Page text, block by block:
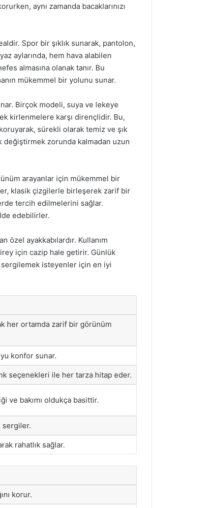
aynı zamanda bacaklarınızı
Spor bir şıklık sunarak, pantolon,
aylarında, hem hava alabilen
almasına olanak tanır. Bu
mükemmel bir yolunu sunar.
Birçok modeli, suya ve lekeye
kirlenmelere karşı dirençlidir. Bu,
sürekli olarak temiz ve şık
değiştirmek zorunda kalmadan uzun
arayanlar için mükemmel bir
klasik çizgilerle birleşerek zarif bir
tercih edilmelerini sağlar.
edebilirler.
özel ayakkabılardır. Kullanım
için cazip hale getirir. Günlük
sergilemek isteyenler için en iyi
her ortamda zarif bir görünüm
konfor sunar.
seçenekleri ile her tarza hitap eder.
ve bakımı oldukça basittir.
sergiler.
rahatlık sağlar.
korur.